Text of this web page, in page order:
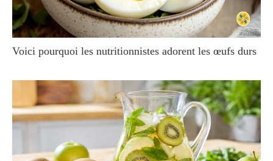
Voici pourquoi les nutritionnistes adorent les œufs durs